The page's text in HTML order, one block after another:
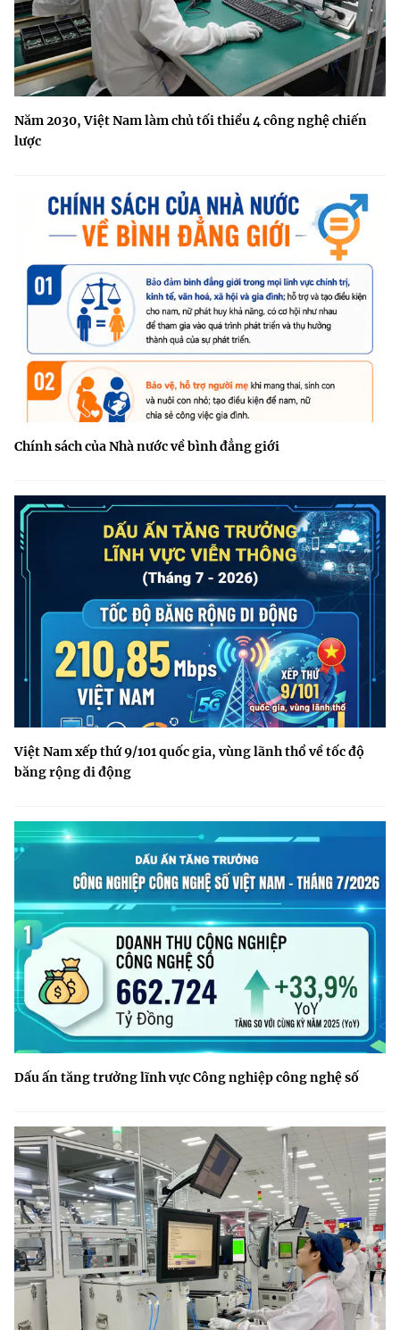
Năm 2030, Việt Nam làm chủ tối thiểu 4 công nghệ chiến
lược
Chính sách của Nhà nước về bình đẳng giới
Việt Nam xếp thứ 9/101 quốc gia, vùng lãnh thổ về tốc độ
băng rộng di động
Dấu ấn tăng trưởng lĩnh vực Công nghiệp công nghệ số